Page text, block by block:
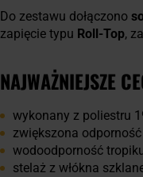
Do zestawu dołączono
zapięcie typu Roll-Top,
NAJWAŻNIEJSZE
wykonany z poliestru
zwiększona
wodoodporność
stelaż z włókna